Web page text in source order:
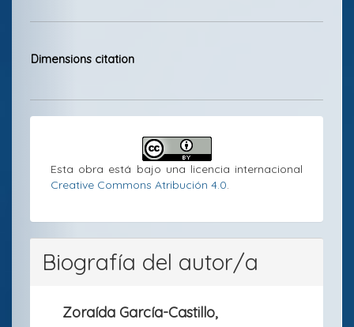
del
Dimensions citation
Esta obra está bajo una licencia internacional
Creative Commons Atribución 4.0.
Biografía del autor/a
Zoraída García-Castillo,